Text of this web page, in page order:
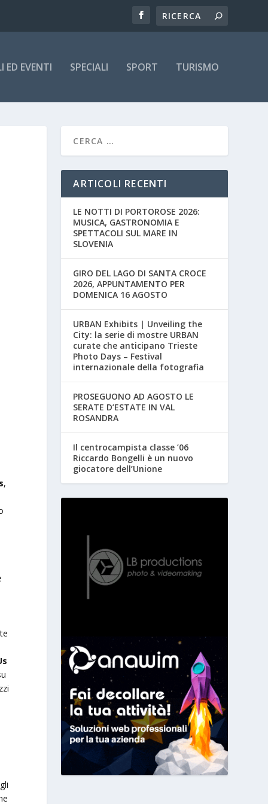
ED EVENTI SPECIALI SPORT TURISMO
,
ARTICOLI RECENTI
LE NOTTI DI PORTOROSE 2026:
MUSICA, GASTRONOMIA E
SPETTACOLI SUL MARE IN
SLOVENIA
GIRO DEL LAGO DI SANTA CROCE
2026, APPUNTAMENTO PER
DOMENICA 16 AGOSTO
URBAN Exhibits | Unveiling the
City: la serie di mostre URBAN
curate che anticipano Trieste
Photo Days – Festival
internazionale della fotografia
PROSEGUONO AD AGOSTO LE
SERATE D’ESTATE IN VAL
ROSANDRA
Il centrocampista classe ’06
Riccardo Bongelli è un nuovo
giocatore dell’Unione